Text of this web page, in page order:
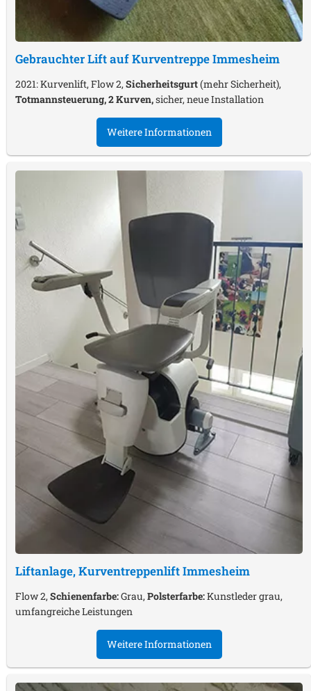
Gebrauchter Lift auf KurventreppeImmesheim
2021: Kurvenlift, Flow 2, Sicherheitsgurt(mehr Sicherheit),
Totmannsteuerung, 2 Kurven,sicher, neue Installation
Weitere Informationen
Liftanlage, KurventreppenliftImmesheim
Flow 2,Schienenfarbe:Grau,Polsterfarbe:Kunstleder grau,
umfangreiche Leistungen
Weitere Informationen